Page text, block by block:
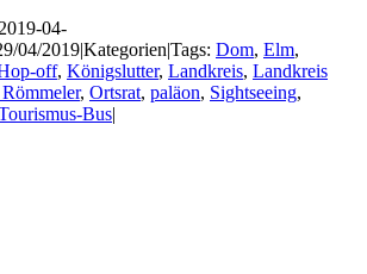
04-
04/2019|Kategorien|Tags: Dom, Elm,
off, Königslutter, Landkreis, Landkreis
, Ortsrat, paläon, Sightseeing,
Bus|